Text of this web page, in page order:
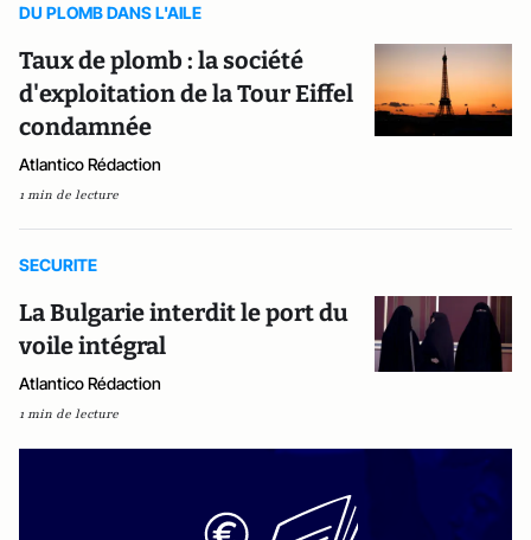
DU PLOMB DANS L'AILE
Taux de plomb : la société
d'exploitation de la Tour Eiffel
condamnée
Atlantico Rédaction
1 min de lecture
SECURITE
La Bulgarie interdit le port du
voile intégral
Atlantico Rédaction
1 min de lecture